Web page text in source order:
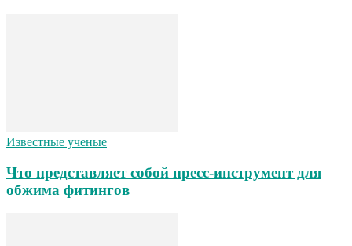
Известные ученые
Что представляет собой пресс-инструмент для
обжима фитингов